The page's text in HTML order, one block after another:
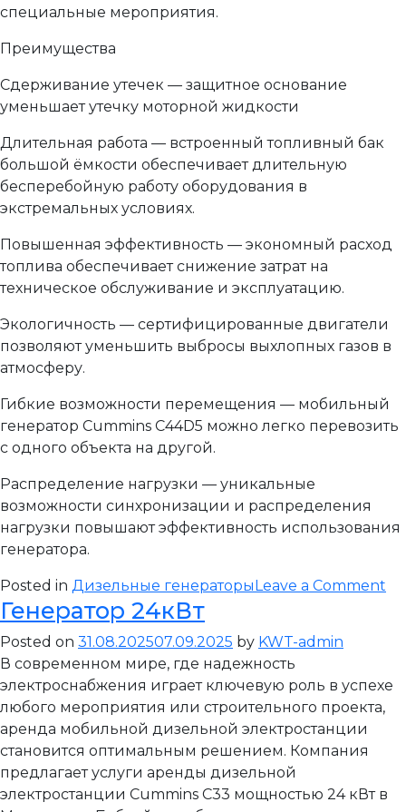
специальные мероприятия.
Преимущества
Сдерживание утечек — защитное основание
уменьшает утечку моторной жидкости
Длительная работа — встроенный топливный бак
большой ёмкости обеспечивает длительную
бесперебойную работу оборудования в
экстремальных условиях.
Повышенная эффективность — экономный расход
топлива обеспечивает снижение затрат на
техническое обслуживание и эксплуатацию.
Экологичность — сертифицированные двигатели
позволяют уменьшить выбросы выхлопных газов в
атмосферу.
Гибкие возможности перемещения — мобильный
генератор Cummins C44D5 можно легко перевозить
с одного объекта на другой.
Распределение нагрузки — уникальные
возможности синхронизации и распределения
нагрузки повышают эффективность использования
генератора.
Posted in Дизельные генераторыLeave a Comment
Генератор 24кВт
Posted on 31.08.202507.09.2025 by KWT-admin
В современном мире, где надежность
электроснабжения играет ключевую роль в успехе
любого мероприятия или строительного проекта,
аренда мобильной дизельной электростанции
становится оптимальным решением. Компания
предлагает услуги аренды дизельной
электростанции Cummins C33 мощностью 24 кВт в